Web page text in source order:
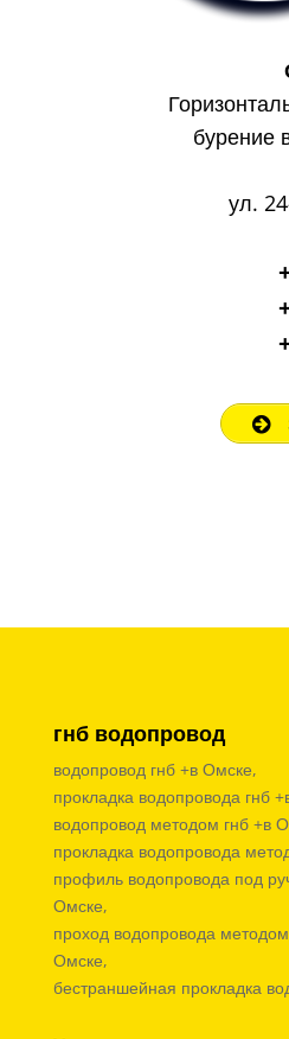
бурение
ул.
гнб водопровод
водопровод гнб +в Омске,
прокладка водопровода гнб
водопровод методом гнб +в
прокладка водопровода
профиль водопровода под
Омске,
проход водопровода
Омске,
бестраншейная прокладка